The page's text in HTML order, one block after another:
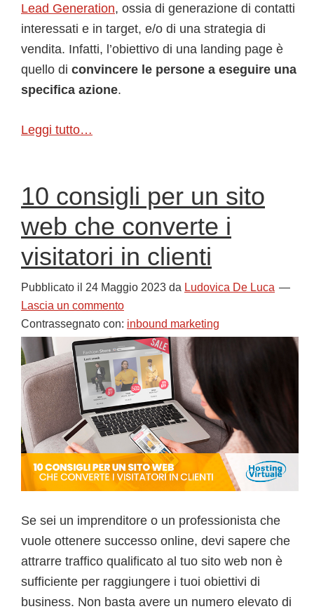
Lead Generation, ossia di generazione di contatti
interessati e in target, e/o di una strategia di
vendita. Infatti, l’obiettivo di una landing page è
quello di convincere le persone a eseguire una
specifica azione.
Leggi tutto…
10 consigli per un sito
web che converte i
visitatori in clienti
Pubblicato il 24 Maggio 2023 da Ludovica De Luca
Lascia un commento
Contrassegnato con: inbound marketing
Se sei un imprenditore o un professionista che
vuole ottenere successo online, devi sapere che
attrarre traffico qualificato al tuo sito web non è
sufficiente per raggiungere i tuoi obiettivi di
business. Non basta avere un numero elevato di